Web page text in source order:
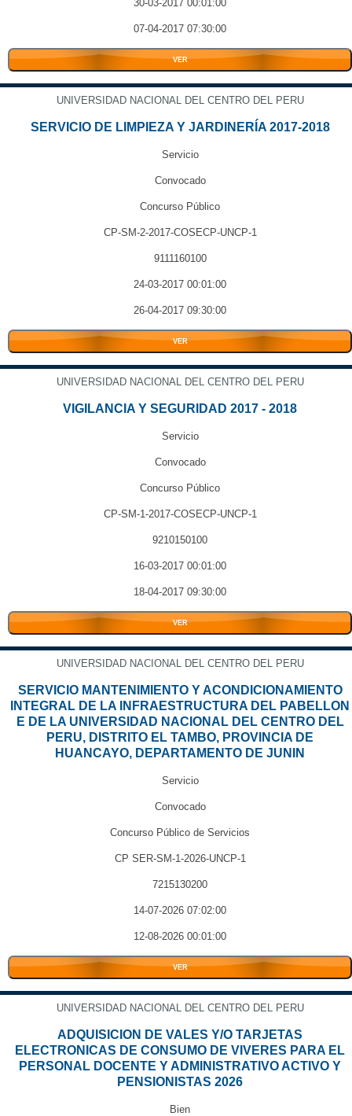
30-03-2017 00:01:00
07-04-2017 07:30:00
VER
UNIVERSIDAD NACIONAL DEL CENTRO DEL PERU
SERVICIO DE LIMPIEZA Y JARDINERÍA 2017-2018
Servicio
Convocado
Concurso Público
CP-SM-2-2017-COSECP-UNCP-1
9111160100
24-03-2017 00:01:00
26-04-2017 09:30:00
VER
UNIVERSIDAD NACIONAL DEL CENTRO DEL PERU
VIGILANCIA Y SEGURIDAD 2017 - 2018
Servicio
Convocado
Concurso Público
CP-SM-1-2017-COSECP-UNCP-1
9210150100
16-03-2017 00:01:00
18-04-2017 09:30:00
VER
UNIVERSIDAD NACIONAL DEL CENTRO DEL PERU
SERVICIO MANTENIMIENTO Y ACONDICIONAMIENTO
INTEGRAL DE LA INFRAESTRUCTURA DEL PABELLON
E DE LA UNIVERSIDAD NACIONAL DEL CENTRO DEL
PERU, DISTRITO EL TAMBO, PROVINCIA DE
HUANCAYO, DEPARTAMENTO DE JUNIN
Servicio
Convocado
Concurso Público de Servicios
CP SER-SM-1-2026-UNCP-1
7215130200
14-07-2026 07:02:00
12-08-2026 00:01:00
VER
UNIVERSIDAD NACIONAL DEL CENTRO DEL PERU
ADQUISICION DE VALES Y/O TARJETAS
ELECTRONICAS DE CONSUMO DE VIVERES PARA EL
PERSONAL DOCENTE Y ADMINISTRATIVO ACTIVO Y
PENSIONISTAS 2026
Bien